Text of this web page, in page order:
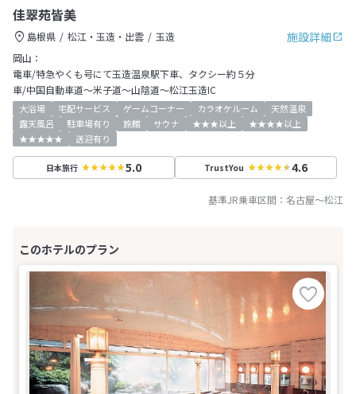
佳翠苑皆美
施設詳細
島根県 松江・玉造・出雲
玉造
岡山：
電車/特急やくも号にて玉造温泉駅下車、タクシー約５分
車/中国自動車道～米子道～山陰道～松江玉造IC
大浴場 宅配サービス ゲームコーナー カラオケルーム
天然温泉
露天風呂
駐車場有り 旅館 サウナ ★★★以上
★★★★以上
★★★★★
送迎有り
日本旅行 5.0 TrustYou 4.6
基準JR乗車区間： 名古屋～松江